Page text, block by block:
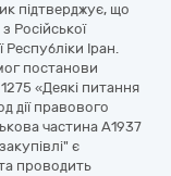
підтверджує, що
Російської
Республіки Іран.
постанови
1275 «Деякі питання
дії правового
частина А1937
є
проводить